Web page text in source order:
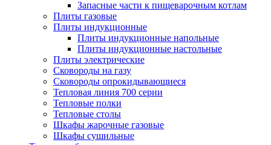
Запасные части к пищеварочным котлам
Плиты газовые
Плиты индукционные
Плиты индукционные напольные
Плиты индукционные настольные
Плиты электрические
Сковороды на газу
Сковороды опрокидывающиеся
Тепловая линия 700 серии
Тепловые полки
Тепловые столы
Шкафы жарочные газовые
Шкафы сушильные